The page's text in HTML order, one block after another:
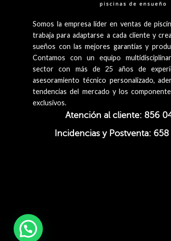
Somos la empresa líder en ventas de
trabaja para adaptarse a cada cliente y
sueños con las mejores garantías y
Contamos con un equipo
sector con más de 25 años de
asesoramiento técnico personalizado,
tendencias del mercado y los
exclusivos.
Atención al cliente: 856
Incidencias y Postventa: